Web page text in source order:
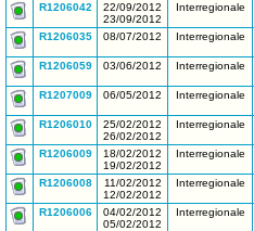
R1206042
22/09/2012
23/09/2012
Interregionale
R1206035 08/07/2012 Interregionale
R1206059
03/06/2012 Interregionale
R1207009
06/05/2012 Interregionale
R1206010
25/02/2012
26/02/2012
Interregionale
R1206009
18/02/2012
19/02/2012
Interregionale
R1206008
11/02/2012
12/02/2012
Interregionale
R1206006
04/02/2012
05/02/2012
Interregionale